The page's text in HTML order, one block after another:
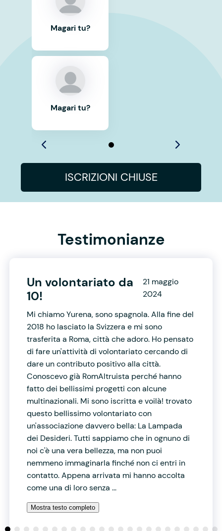
Magari tu?
Magari tu?
ISCRIZIONI CHIUSE
Testimonianze
Un volontariato da
10!
21 maggio
2024
Mi chiamo Yurena, sono spagnola. Alla fine del
2018 ho lasciato la Svizzera e mi sono
trasferita a Roma, città che adoro. Ho pensato
di fare un'attività di volontariato cercando di
dare un contributo positivo alla città.
Conoscevo già RomAltruista perché hanno
fatto dei bellissimi progetti con alcune
multinazionali. Mi sono iscritta e voilà! trovato
questo bellissimo volontariato con
un'associazione davvero bella: La Lampada
dei Desideri. Tutti sappiamo che in ognuno di
noi c'è una vera bellezza, ma non puoi
nemmeno immaginarla finché non ci entri in
contatto. Appena arrivata mi hanno accolta
come una di loro senza ...
Mostra testo completo